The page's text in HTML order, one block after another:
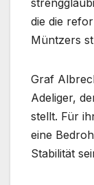
die die
Müntzers
Graf
Adeliger,
stellt. Für
eine
Stabilität